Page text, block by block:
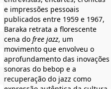
e impressões pessoais
publicados entre 1959 e 1967,
Baraka retrata a florescente
cena do free jazz, um
movimento que envolveu o
aprofundamento das inovações
sonoras do bebop e a
recuperação do jazz como